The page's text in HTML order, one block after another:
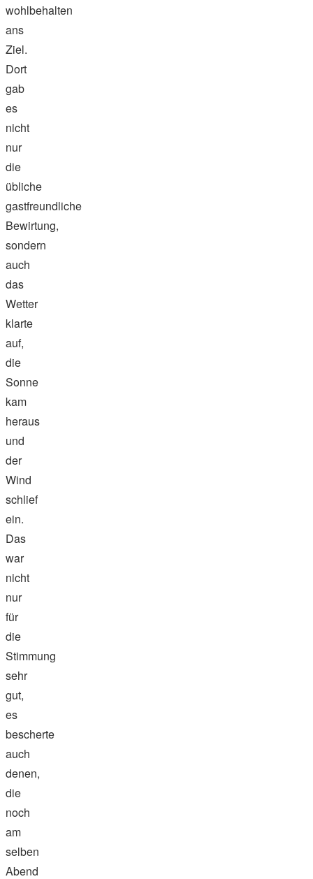
wohlbehalten
ans
Ziel.
Dort
gab
es
nicht
nur
die
übliche
gastfreundliche
Bewirtung,
sondern
auch
das
Wetter
klarte
auf,
die
Sonne
kam
heraus
und
der
Wind
schlief
ein.
Das
war
nicht
nur
für
die
Stimmung
sehr
gut,
es
bescherte
auch
denen,
die
noch
am
selben
Abend